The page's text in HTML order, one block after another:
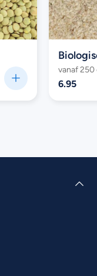
vanaf 250
6.95